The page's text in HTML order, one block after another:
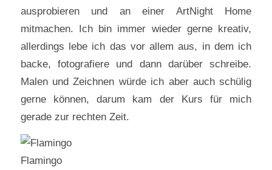
ausprobieren und an einer ArtNight Home
mitmachen. Ich bin immer wieder gerne kreativ,
allerdings lebe ich das vor allem aus, in dem ich
backe, fotografiere und dann darüber schreibe.
Malen und Zeichnen würde ich aber auch schülig
gerne können, darum kam der Kurs für mich
gerade zur rechten Zeit.
Flamingo